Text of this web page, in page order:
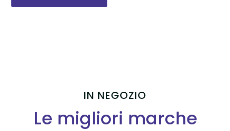
IN NEGOZIO
Le migliori marche